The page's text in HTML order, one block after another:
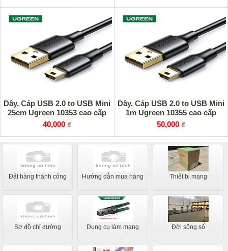
Dây, Cáp USB 2.0 to USB Mini
25cm Ugreen 10353 cao cấp
40,000 ₫
Dây, Cáp USB 2.0 to USB Mini
1m Ugreen 10355 cao cấp
50,000 ₫
Đặt hàng thành công Hướng dẫn mua hàng Thiết bị mạng
Sơ đồ chỉ đường Dụng cụ làm mạng Đời sống số